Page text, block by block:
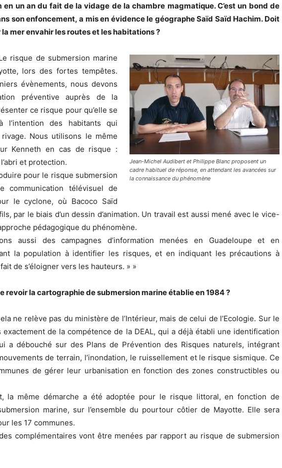
en un an du fait de la vidage de la chambre magmatique. C’est un bond de
son enfoncement, a mis en évidence le géographe Saïd Saïd Hachim. Doit
la mer envahir les routes et les habitations ?
Jean-Michel Audibert et Philippe Blanc proposent un
cadre habituel de réponse, en attendant les avancées sur
la connaissance du phénomène
risque de submersion marine
lors des fortes tempêtes.
évènements, nous devons
préventive auprès de la
ce risque pour qu’elle se
l’intention des habitants qui
Nous utilisons le même
Kenneth en cas de risque :
et protection.
pour le risque submersion
communication télévisuel de
le cyclone, où Bacoco Saïd
par le biais d’un dessin d’animation. Un travail est aussi mené avec le vice-
pédagogique du phénomène.
aussi des campagnes d’information menées en Guadeloupe et en
la population à identifier les risques, et en indiquant les précautions à
de s’éloigner vers les hauteurs. » »
revoir la cartographie de submersion marine établie en 1984 ?
ne relève pas du ministère de l’Intérieur, mais de celui de l’Ecologie. Sur le
exactement de la compétence de la DEAL, qui a déjà établi une identification
a débouché sur des Plans de Prévention des Risques naturels, intégrant
de terrain, l’inondation, le ruissellement et le risque sismique. Ce
de gérer leur urbanisation en fonction des zones constructibles ou
la même démarche a été adoptée pour le risque littoral, en fonction de
marine, sur l’ensemble du pourtour côtier de Mayotte. Elle sera
les 17 communes.
complémentaires vont être menées par rapport au risque de submersion